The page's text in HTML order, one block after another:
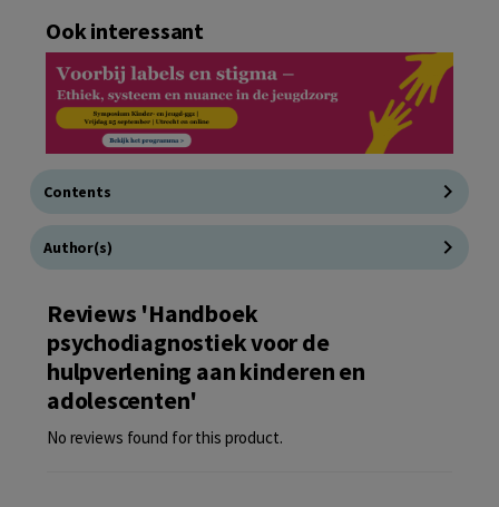
Ook interessant
Contents
Author(s)
Reviews 'Handboek
psychodiagnostiek voor de
hulpverlening aan kinderen en
adolescenten'
No reviews found for this product.